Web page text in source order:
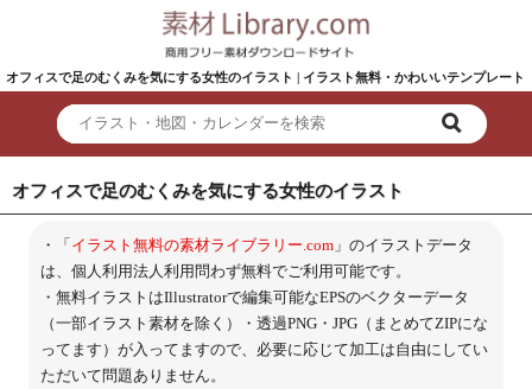
オフィスで足のむくみを気にする女性のイラスト | イラスト無料・かわいいテンプレート
オフィスで足のむくみを気にする女性のイラスト
・「イラスト無料の素材ライブラリー.com」のイラストデータ
は、個人利用法人利用問わず無料でご利用可能です。
・無料イラストはIllustratorで編集可能なEPSのベクターデータ
（一部イラスト素材を除く）・透過PNG・JPG（まとめてZIPにな
ってます）が入ってますので、必要に応じて加工は自由にしてい
ただいて問題ありません。